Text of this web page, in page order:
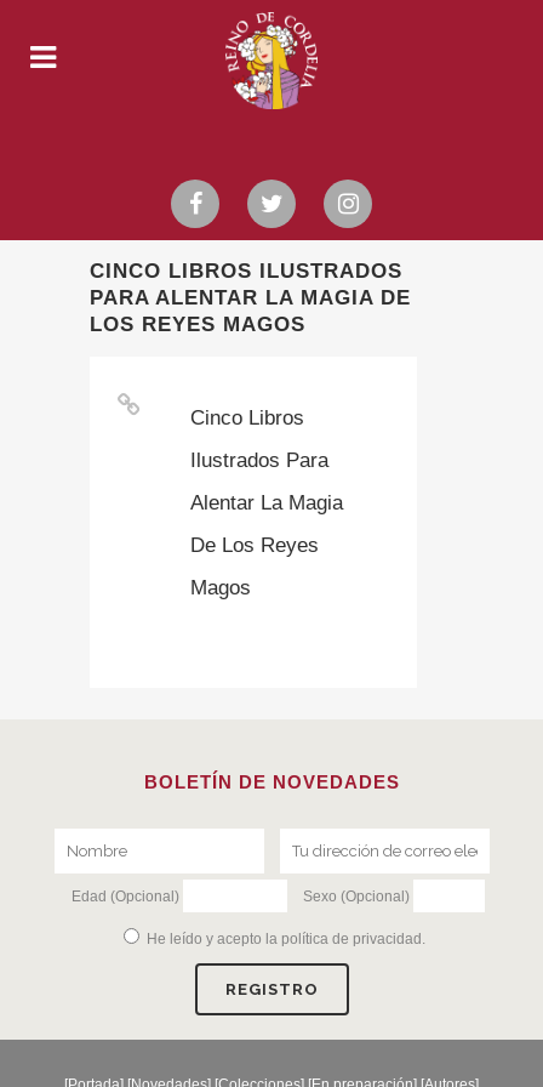
CINCO LIBROS ILUSTRADOS
PARA ALENTAR LA MAGIA DE
LOS REYES MAGOS
Cinco Libros
Ilustrados Para
Alentar La Magia
De Los Reyes
Magos
BOLETÍN DE NOVEDADES
Edad (Opcional) Sexo (Opcional)
He leído y acepto la política de privacidad .